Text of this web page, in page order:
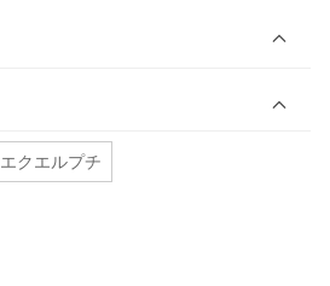
エクエルプチ